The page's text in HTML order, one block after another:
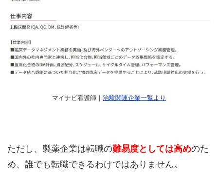
マイナビ看護師｜ 治験関連企業一覧より
ただし、製薬企業は転職の難易度としては高めのた
め、誰でも転職できるわけではありません。